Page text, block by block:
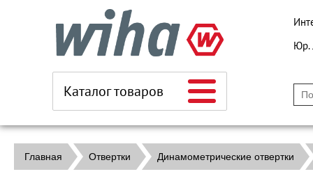
Каталог товаров
Юр.
Главная Отвертки Динамометрические отвертки